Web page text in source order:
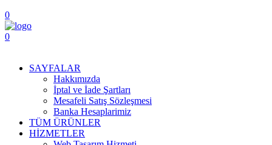
0
0
SAYFALAR
Hakkımızda
İptal ve İade Şartları
Mesafeli Satış Sözleşmesi
Banka Hesaplarimiz
TÜM ÜRÜNLER
HİZMETLER